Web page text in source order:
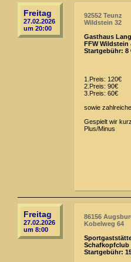
Freitag
27.02.2026
um 20:00
92552 Teunz
Wildstein 32
Gasthaus Lang
FFW
Startgebühr: 8
1.Preis: 120€
2.Preis: 90€
3.Preis: 60€
sowie
Gespielt wir
Plus/Minus
Freitag
27.02.2026
um 8:00
86156
Kobelweg 64
Schafkopfclub
Startgebühr: